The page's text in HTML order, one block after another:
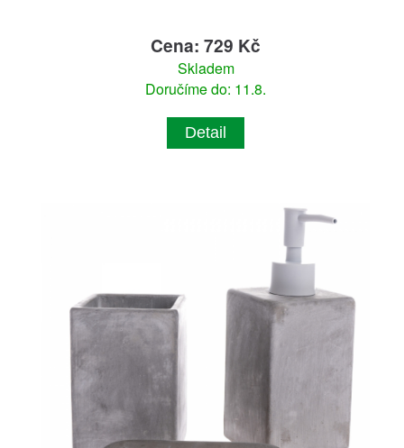
Cena: 729 Kč
Skladem
Doručíme do: 11.8.
Detail